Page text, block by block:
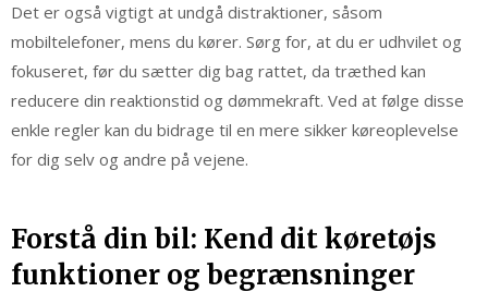
Det er også vigtigt at undgå distraktioner, såsom
mobiltelefoner, mens du kører. Sørg for, at du er udhvilet og
fokuseret, før du sætter dig bag rattet, da træthed kan
reducere din reaktionstid og dømmekraft. Ved at følge disse
enkle regler kan du bidrage til en mere sikker køreoplevelse
for dig selv og andre på vejene.
Forstå din bil: Kend dit køretøjs
funktioner og begrænsninger